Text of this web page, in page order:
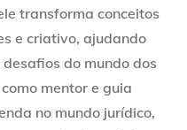
transforma conceitos
e criativo, ajudando
do mundo dos
mentor e guia
no mundo jurídico,